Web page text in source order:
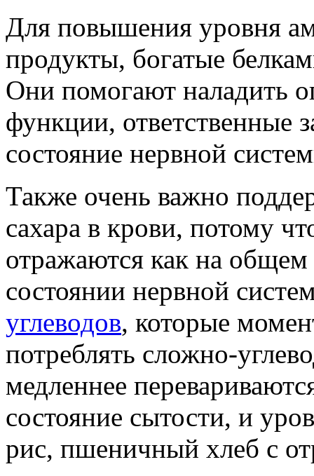
Для повышения уровня
продукты, богатые
Они помогают наладить
функции, ответственные
состояние нервной
Также очень важно
сахара в крови, потому
отражаются как на общем
состоянии нервной
углеводов, которые
потреблять сложно-
медленнее
состояние сытости, и
рис, пшеничный хлеб с